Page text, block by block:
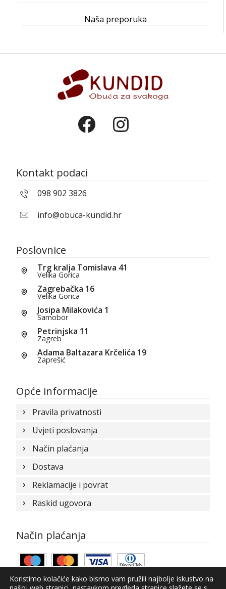
Naša preporuka
Kontakt podaci
098 902 3826
info@obuca-kundid.hr
Poslovnice
Trg kralja Tomislava 41
Velika Gorica
Zagrebačka 16
Velika Gorica
Josipa Milakovića 1
Samobor
Petrinjska 11
Zagreb
Adama Baltazara Krčelića 19
Zaprešić
Opće informacije
Pravila privatnosti
Uvjeti poslovanja
Način plaćanja
Dostava
Reklamacije i povrat
Raskid ugovora
Način plaćanja
Koristimo kolačiće kako bismo vam pružili najbolje iskustvo na